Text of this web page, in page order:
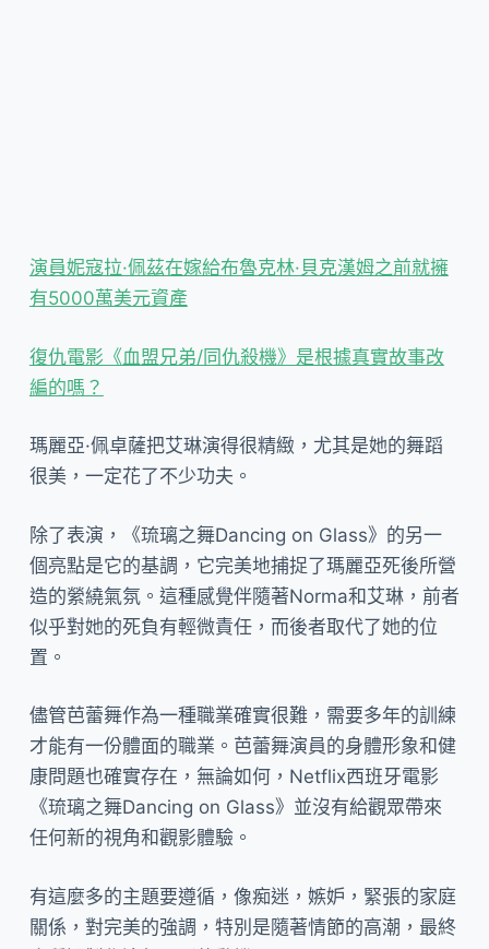
演員妮寇拉·佩茲在嫁給布魯克林·貝克漢姆之前就擁
有5000萬美元資產
復仇電影《血盟兄弟/同仇殺機》是根據真實故事改
編的嗎？
瑪麗亞·佩卓薩把艾琳演得很精緻，尤其是她的舞蹈
很美，一定花了不少功夫。
除了表演，《琉璃之舞Dancing on Glass》的另一
個亮點是它的基調，它完美地捕捉了瑪麗亞死後所營
造的縈繞氣氛。這種感覺伴隨著Norma和艾琳，前者
似乎對她的死負有輕微責任，而後者取代了她的位
置。
儘管芭蕾舞作為一種職業確實很難，需要多年的訓練
才能有一份體面的職業。芭蕾舞演員的身體形象和健
康問題也確實存在，無論如何，Netflix西班牙電影
《琉璃之舞Dancing on Glass》並沒有給觀眾帶來
任何新的視角和觀影體驗。
有這麼多的主題要遵循，像痴迷，嫉妒，緊張的家庭
關係，對完美的強調，特別是隨著情節的高潮，最終